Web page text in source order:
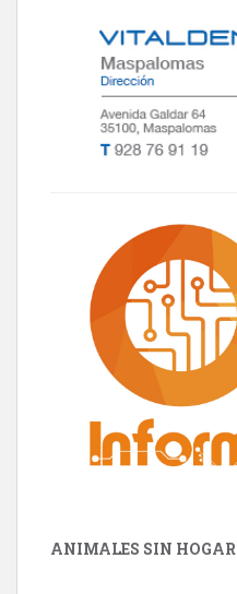
ANIMALES SIN HOGAR